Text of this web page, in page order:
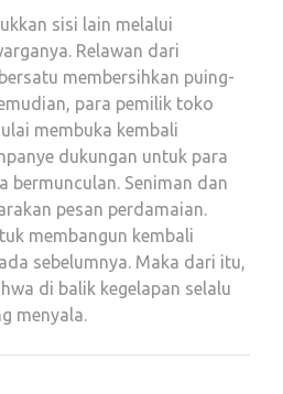
sisi lain melalui
Relawan dari
membersihkan puing-
para pemilik toko
membuka kembali
dukungan untuk para
bermunculan. Seniman dan
pesan perdamaian.
membangun kembali
sebelumnya. Maka dari itu,
di balik kegelapan selalu
menyala.